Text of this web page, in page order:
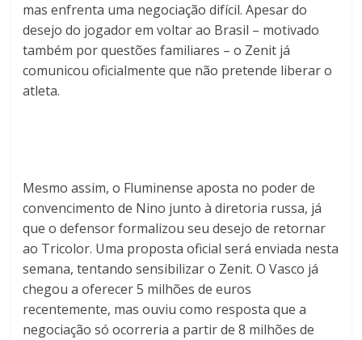
mas enfrenta uma negociação difícil. Apesar do
desejo do jogador em voltar ao Brasil – motivado
também por questões familiares – o Zenit já
comunicou oficialmente que não pretende liberar o
atleta.
Mesmo assim, o Fluminense aposta no poder de
convencimento de Nino junto à diretoria russa, já
que o defensor formalizou seu desejo de retornar
ao Tricolor. Uma proposta oficial será enviada nesta
semana, tentando sensibilizar o Zenit. O Vasco já
chegou a oferecer 5 milhões de euros
recentemente, mas ouviu como resposta que a
negociação só ocorreria a partir de 8 milhões de